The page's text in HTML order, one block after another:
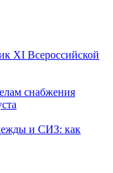
XI Всероссийской
снабжения
и СИЗ: как